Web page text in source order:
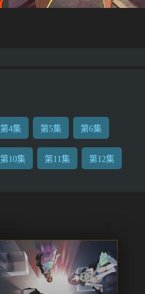
第4集 第5集 第6集
第10集 第11集 第12集